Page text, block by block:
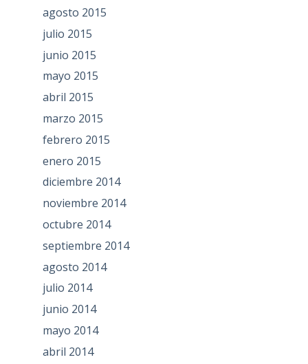
agosto 2015
julio 2015
junio 2015
mayo 2015
abril 2015
marzo 2015
febrero 2015
enero 2015
diciembre 2014
noviembre 2014
octubre 2014
septiembre 2014
agosto 2014
julio 2014
junio 2014
mayo 2014
abril 2014